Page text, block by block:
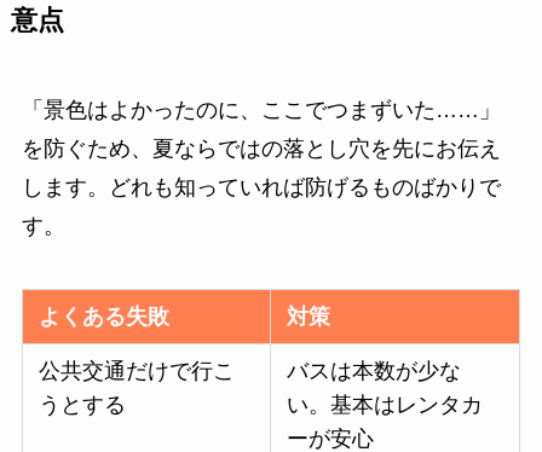
意点
「景色はよかったのに、ここでつまずいた……」
を防ぐため、夏ならではの落とし穴を先にお伝え
します。どれも知っていれば防げるものばかりで
す。
よくある失敗 対策
公共交通だけで行こ
うとする
バスは本数が少な
い。基本はレンタカ
ーが安心